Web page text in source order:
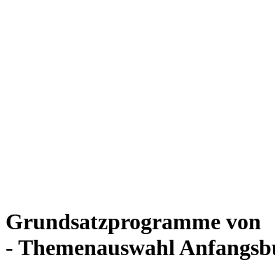
Grundsatzprogramme von
- Themenauswahl